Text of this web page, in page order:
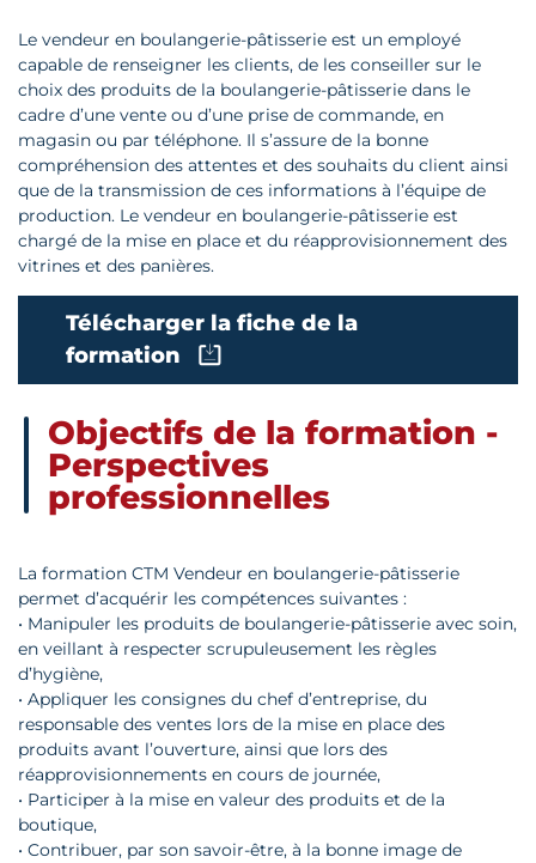
Le vendeur en boulangerie-pâtisserie est un employé
capable de renseigner les clients, de les conseiller sur le
choix des produits de la boulangerie-pâtisserie dans le
cadre d’une vente ou d’une prise de commande, en
magasin ou par téléphone. Il s’assure de la bonne
compréhension des attentes et des souhaits du client ainsi
que de la transmission de ces informations à l’équipe de
production. Le vendeur en boulangerie-pâtisserie est
chargé de la mise en place et du réapprovisionnement des
vitrines et des panières.
Télécharger la fiche de la
formation
Objectifs de la formation -
Perspectives
professionnelles
La formation CTM Vendeur en boulangerie-pâtisserie
permet d’acquérir les compétences suivantes :
• Manipuler les produits de boulangerie-pâtisserie avec soin,
en veillant à respecter scrupuleusement les règles
d’hygiène,
• Appliquer les consignes du chef d’entreprise, du
responsable des ventes lors de la mise en place des
produits avant l’ouverture, ainsi que lors des
réapprovisionnements en cours de journée,
• Participer à la mise en valeur des produits et de la
boutique,
• Contribuer, par son savoir-être, à la bonne image de